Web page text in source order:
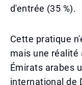
d'entrée (35 %).
Cette pratique
mais une réalité
Émirats arabes
international de